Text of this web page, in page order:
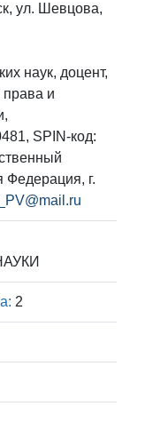
ул. Шевцова,
наук, доцент,
и
SPIN-код:
Федерация, г.
2